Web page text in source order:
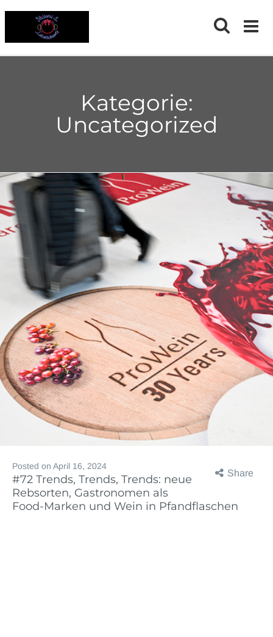
Kategorie:
Uncategorized
Share
Posted on April 16, 2024
#72 Trends, Trends, Trends: neue
Rebsorten, Gastronomen als
Food-Marken und Wein in Pfandflaschen